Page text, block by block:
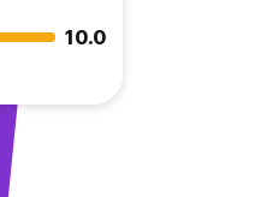
10.0